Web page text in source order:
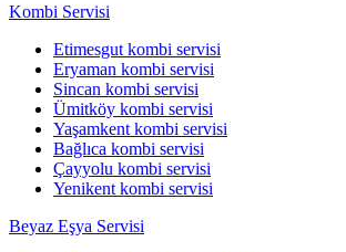
Kombi Servisi
Etimesgut kombi servisi
Eryaman kombi servisi
Sincan kombi servisi
Ümitköy kombi servisi
Yaşamkent kombi servisi
Bağlıca kombi servisi
Çayyolu kombi servisi
Yenikent kombi servisi
Beyaz Eşya Servisi